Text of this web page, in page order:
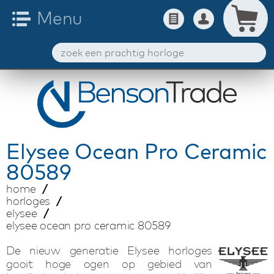
Elysee Ocean Pro Ceramic
80589
home
horloges
elysee
elysee ocean pro ceramic 80589
De nieuw generatie Elysee horloges
gooit hoge ogen op gebied van